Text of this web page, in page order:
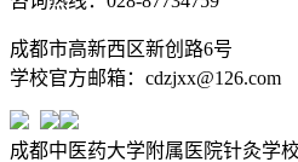
成都市高新西区新创路6号
学校官方邮箱：cdzjxx@126.com
成都中医药大学附属医院针灸学